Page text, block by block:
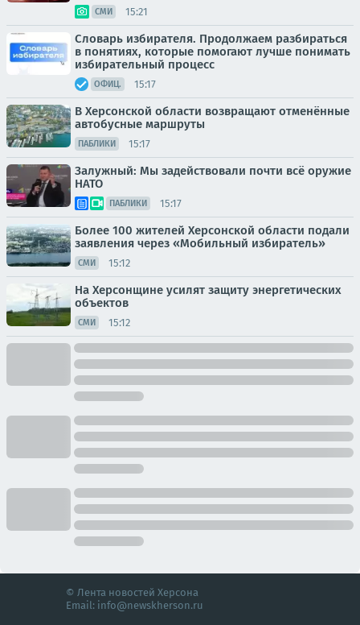
СМИ 15:21
Словарь избирателя. Продолжаем разбираться
в понятиях, которые помогают лучше понимать
избирательный процесс
ОФИЦ. 15:17
В Херсонской области возвращают отменённые
автобусные маршруты
ПАБЛИКИ 15:17
Залужный: Мы задействовали почти всё оружие
НАТО
ПАБЛИКИ 15:17
Более 100 жителей Херсонской области подали
заявления через «Мобильный избиратель»
СМИ 15:12
На Херсонщине усилят защиту энергетических
объектов
СМИ 15:12
© Лента новостей Херсона
Email: info@newskherson.ru